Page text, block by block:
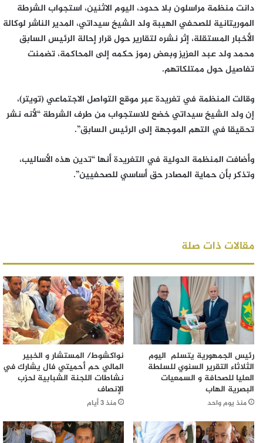
دانت منظمة مراسلون بلا حدود، اليوم الاثنين، استجواب الشرطة
الموريتانية للصحفي الهيبة ولد الشيخ سيداتي، المدير الناشر لوكالة
الأخبار المستقلة، إثر نشره لتقارير حول قرار إحالة الرئيس السابق
محمد ولد عبد العزيز وبعض رموز حكمه إلى المحاكمة، تضمنت
تفاصيل حول ممتلكاتهم.
وقالت المنظمة في تغريدة عبر موقع التواصل الاجتماعي (تويتر)،
إن ولد الشيخ سيداتي خضع للاستجواب من طرف الشرطة “لأنه نشر
تحقيقا في التهم الموجهة إلى الرئيس السابق”.
وأضافت المنظمة الدولية في التغريدة أنها “تدين هذه الأساليب،
وتذكر بأن حماية المصادر حق أساسي للصحفيين”.
مقالات ذات صلة
رئيس الجمهورية يتسلم اليوم
الثلاثاء التقرير السنوي للسلطة
العليا للصحافة و السمعيات
البصرية الهاب
منذ يوم واحد
نواكشوط/ المستشار و الخبير
المالي حم أحميتي فال يشارك في
نشاطات اللجنة الشبابية لحزب
الإنصاف
منذ 3 أيام